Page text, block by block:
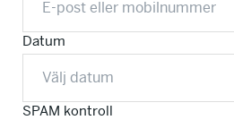
Datum
SPAM kontroll